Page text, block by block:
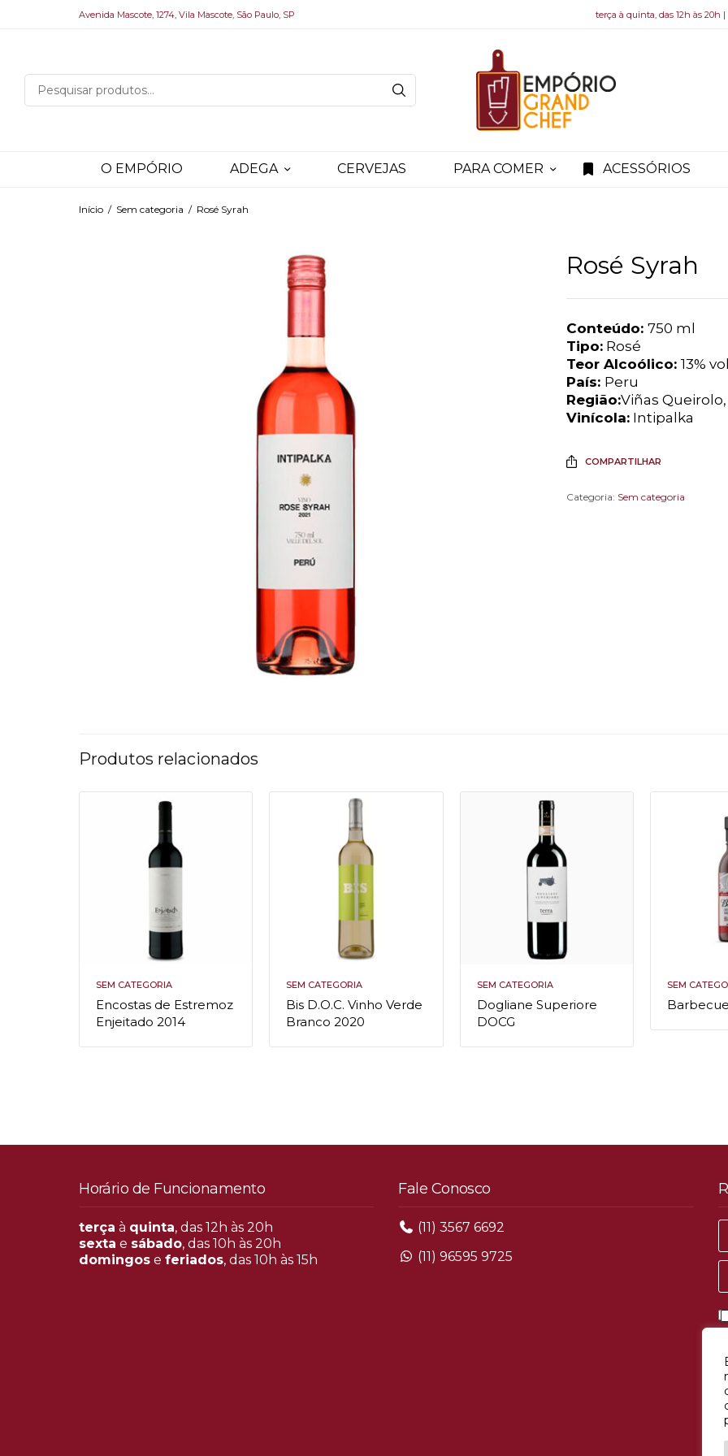
Avenida Mascote, 1274, Vila Mascote, São Paulo, SP terça à quinta, das 12h às 20h
O EMPÓRIO ADEGA CERVEJAS PARA COMER ACESSÓRIOS
Início / Sem categoria / Rosé Syrah
Rosé Syrah
Conteúdo:750 ml
Tipo: Rosé
Teor Alcoólico:13%
País: Peru
Região:Viñas Queirolo,
Vinícola: Intipalka
COMPARTILHAR
Categoria: Sem categoria
Produtos relacionados
SEM CATEGORIA
Encostas de Estremoz
Enjeitado 2014
SEM CATEGORIA
Bis D.O.C. Vinho Verde
Branco 2020
SEM CATEGORIA
Dogliane Superiore
DOCG
SEM
Horário de Funcionamento
terça à quinta, das 12h às 20h
sexta e sábado, das 10h às 20h
domingos eferiados, das 10h às 15h
Fale Conosco
(11) 3567 6692
(11) 96595 9725